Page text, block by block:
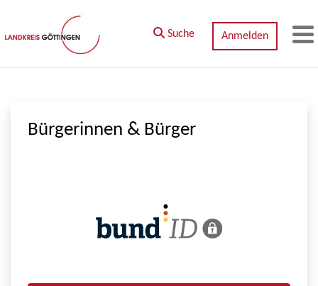
Zum Hauptinhalt springen
Suche Anmelden
Bürgerinnen & Bürger